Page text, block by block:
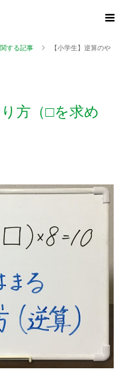
する記事
【小学生】逆算のや
り方（□を求め